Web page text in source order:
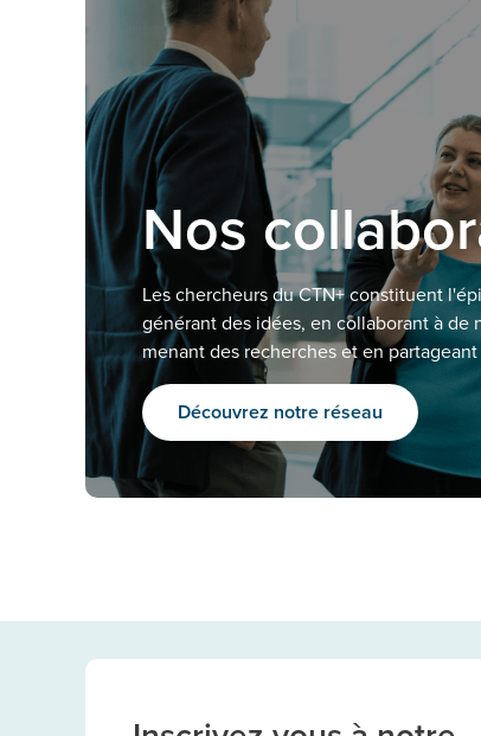
Nos
Les chercheurs du CTN+ constituent
générant des idées, en collaborant à de
menant des recherches et en
Découvrez notre réseau